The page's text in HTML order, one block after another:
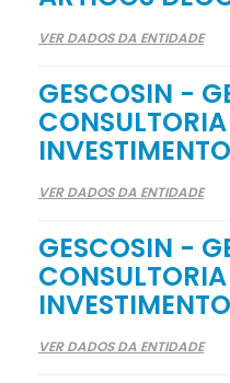
VER DADOS DA ENTIDADE
GESCOSIN -
CONSULTORIA
VER DADOS DA ENTIDADE
GESCOSIN -
CONSULTORIA
VER DADOS DA ENTIDADE